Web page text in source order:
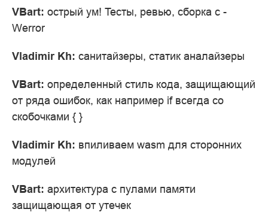
VBart: острый ум! Тесты, ревью, сборка с -
Werror
Vladimir Kh: санитайзеры, статик аналайзеры
VBart: определенный стиль кода, защищающий
от ряда ошибок, как например if всегда со
скобочками { }
Vladimir Kh: впиливаем wasm для сторонних
модулей
VBart: архитектура с пулами памяти
защищающая от утечек